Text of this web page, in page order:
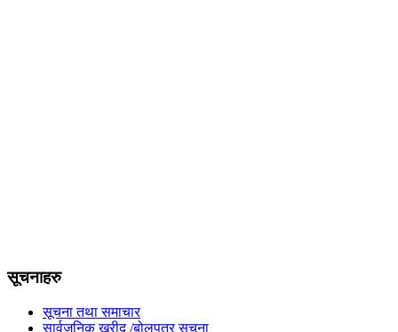
सूचनाहरु
सूचना तथा समाचार
सार्वजनिक खरीद /बोलपत्र सूचना